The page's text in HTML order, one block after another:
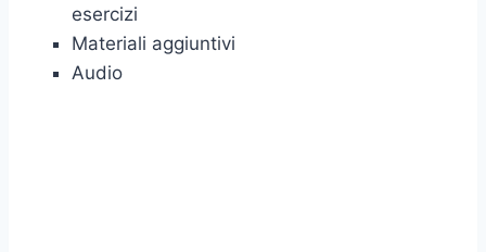
esercizi
Materiali aggiuntivi
Audio